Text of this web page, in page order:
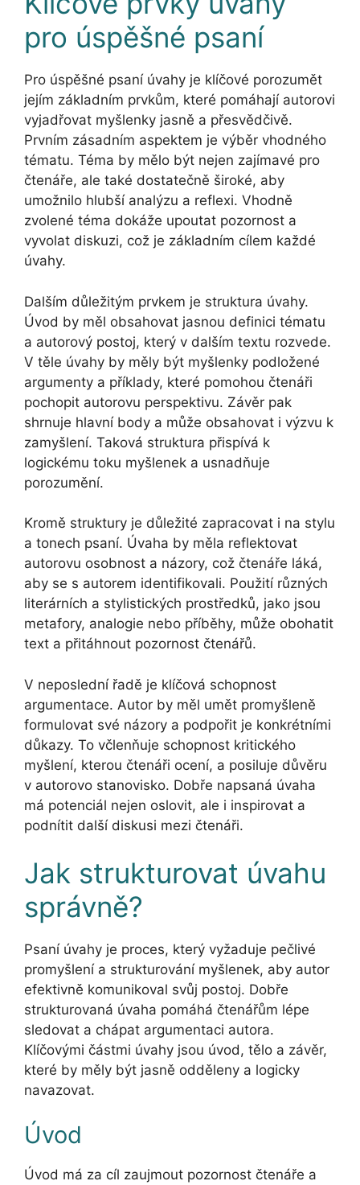
pro úspěšné psaní
Pro úspěšné psaní úvahy je klíčové porozumět
jejím základním prvkům, které pomáhají autorovi
vyjadřovat myšlenky jasně a přesvědčivě.
Prvním zásadním aspektem je výběr vhodného
tématu. Téma by mělo být nejen zajímavé pro
čtenáře, ale také dostatečně široké, aby
umožnilo hlubší analýzu a reflexi. Vhodně
zvolené téma dokáže upoutat pozornost a
vyvolat diskuzi, což je základním cílem každé
úvahy.
Dalším důležitým prvkem je struktura úvahy.
Úvod by měl obsahovat jasnou definici tématu
a autorový postoj, který v dalším textu rozvede.
V těle úvahy by měly být myšlenky podložené
argumenty a příklady, které pomohou čtenáři
pochopit autorovu perspektivu. Závěr pak
shrnuje hlavní body a může obsahovat i výzvu k
zamyšlení. Taková struktura přispívá k
logickému toku myšlenek a usnadňuje
porozumění.
Kromě struktury je důležité zapracovat i na stylu
a tonech psaní. Úvaha by měla reflektovat
autorovu osobnost a názory, což čtenáře láká,
aby se s autorem identifikovali. Použití různých
literárních a stylistických prostředků, jako jsou
metafory, analogie nebo příběhy, může obohatit
text a přitáhnout pozornost čtenářů.
V neposlední řadě je klíčová schopnost
argumentace. Autor by měl umět promyšleně
formulovat své názory a podpořit je konkrétními
důkazy. To včlenňuje schopnost kritického
myšlení, kterou čtenáři ocení, a posiluje důvěru
v autorovo stanovisko. Dobře napsaná úvaha
má potenciál nejen oslovit, ale i inspirovat a
podnítit další diskusi mezi čtenáři.
Jak strukturovat úvahu
správně?
Psaní úvahy je proces, který vyžaduje pečlivé
promyšlení a strukturování myšlenek, aby autor
efektivně komunikoval svůj postoj. Dobře
strukturovaná úvaha pomáhá čtenářům lépe
sledovat a chápat argumentaci autora.
Klíčovými částmi úvahy jsou úvod, tělo a závěr,
které by měly být jasně odděleny a logicky
navazovat.
Úvod
Úvod má za cíl zaujmout pozornost čtenáře a